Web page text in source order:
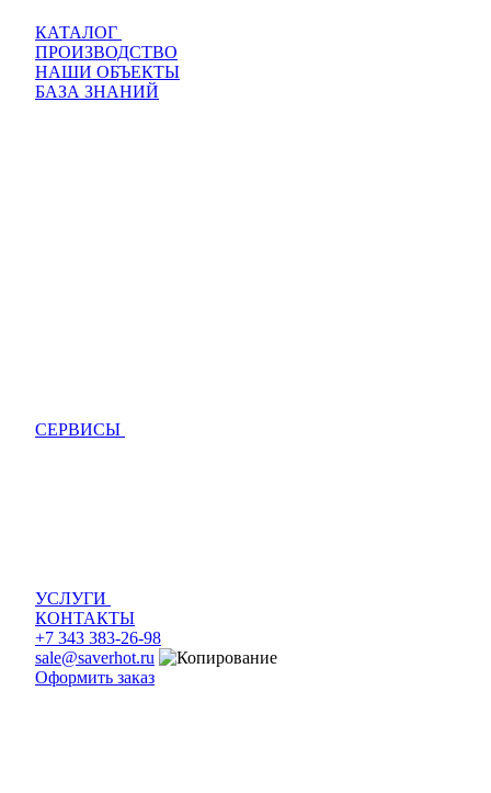
КАТАЛОГ
ПРОИЗВОДСТВО
НАШИ ОБЪЕКТЫ
БАЗА ЗНАНИЙ
СЕРВИСЫ
УСЛУГИ
КОНТАКТЫ
+7 343 383-26-98
sale@saverhot.ru
Оформить заказ